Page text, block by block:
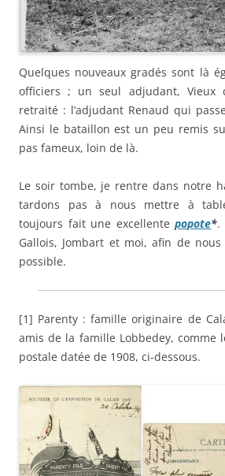
Quelques nouveaux gradés sont là
officiers ; un seul adjudant, Vieux
retraité : l’adjudant Renaud qui
Ainsi le bataillon est un peu remis
pas fameux, loin de là.
Le soir tombe, je rentre dans notre
tardons pas à nous mettre à
toujours fait une excellentepopote*.
Gallois, Jombart et moi, afin de
possible.
[1] Parenty : famille originaire de
amis de la famille Lobbedey, comme
postale datée de 1908, ci-dessous.